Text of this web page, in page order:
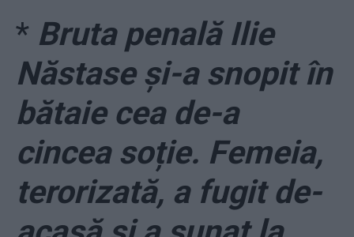
* Bruta penală Ilie
Năstase și-a snopit în
bătaie cea de-a
cincea soție. Femeia,
terorizată, a fugit de-